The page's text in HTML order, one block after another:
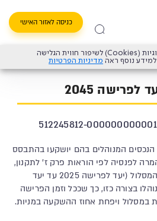
כניסה לאזור האישי
אתר זה משתמש בעוגיות (Cookies) לשיפור חווית הגלישה
נוסף ראה מדיניות הפרטיות
השקעה פנסיה > מנורה מבטחים פנסיה
לפרישה 2045
המנוהלים בהם יושקעו בהתבסס
לפנסיה לפי הוראות פרק ז' לתקנון,
במהלך השנה הנקובה בשם המסלול (יעד לפרישה 2025 עד יעד
ינוהלו בצורה כזו, כך שככל וזמן הפרישה
במסלול ויפחת אחוז ההשקעה במניות.